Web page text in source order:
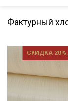
Фактурный
СКИДКА